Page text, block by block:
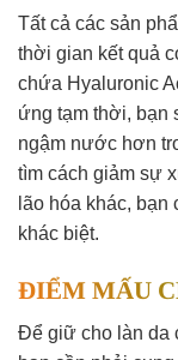
Tất cả các sản
thời gian kết quả
chứa Hyaluronic
ứng tạm thời, bạn
ngậm nước hơn
tìm cách giảm sự
lão hóa khác,
khác biệt.
ĐIỂM MẤU
Để giữ cho làn da